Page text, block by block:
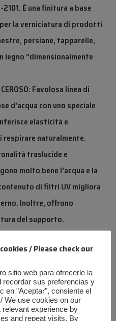
È una finitura a base
la verniciatura di prodotti
persiane, tapparelle,
legno “dimensionalmente
Favolosa linea di
d’acqua con uno speciale
elasticità e
respirare naturalmente.
traslucide e
molto bene l’acqua e la
di filtri UV migliora
Inoltre, offrono
del supporto.
nei climi freddi?
essere mantenute
e dal gelo. È
/ Please check our
sitio web para ofrecerle la
recordar sus preferencias y
en "Aceptar", consiente el
We use cookies on our
experience by
and repeat visits. By